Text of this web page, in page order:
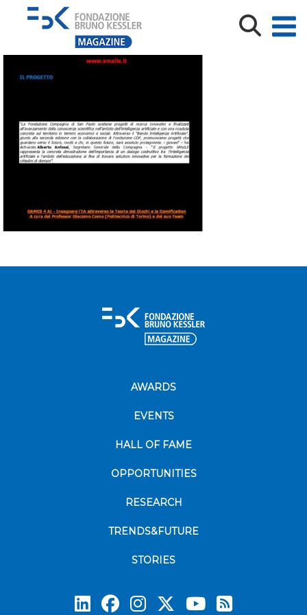
Comunicato Stampa SMAILE_30 marzo 2023
AWARDS
EVENTS
HALL OF FAME
OPPORTUNITIES
RESEARCH
TRENDS&FUTURE
STORIES